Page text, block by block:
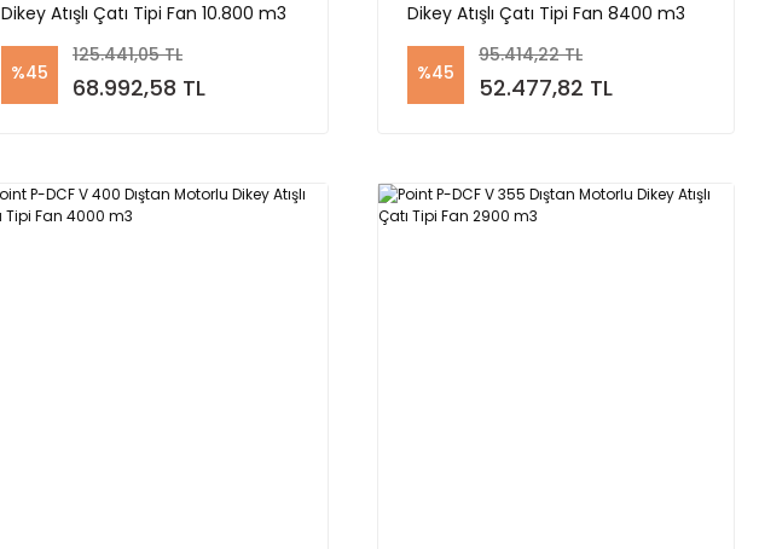
Dikey Atışlı Çatı Tipi Fan 10.800 m3
%45
125.441,05 TL
68.992,58 TL
Dikey Atışlı Çatı Tipi Fan 8400 m3
%45
95.414,22 TL
52.477,82 TL